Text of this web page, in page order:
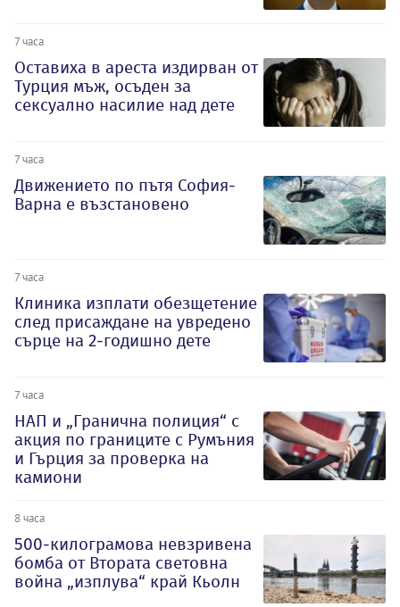
7 часа
Оставиха в ареста издирван от
Турция мъж, осъден за
сексуално насилие над дете
7 часа
Движението по пътя София-
Варна е възстановено
7 часа
Клиника изплати обезщетение
след присаждане на увредено
сърце на 2-годишно дете
7 часа
НАП и „Гранична полиция“ с
акция по границите с Румъния
и Гърция за проверка на
камиони
8 часа
500-килограмова невзривена
бомба от Втората световна
война „изплува“ край Кьолн